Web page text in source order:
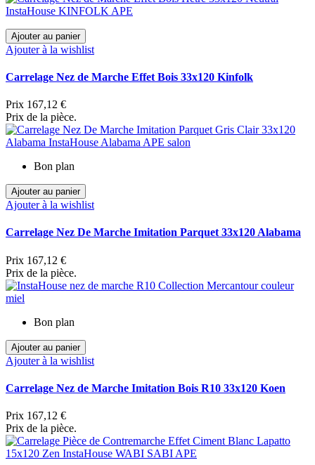
Ajouter au panier
Ajouter à la wishlist
Carrelage Nez de Marche Effet Bois 33x120 Kinfolk
Prix 167,12 €
Prix de la pièce.
Bon plan
Ajouter au panier
Ajouter à la wishlist
Carrelage Nez De Marche Imitation Parquet 33x120 Alabama
Prix 167,12 €
Prix de la pièce.
Bon plan
Ajouter au panier
Ajouter à la wishlist
Carrelage Nez de Marche Imitation Bois R10 33x120 Koen
Prix 167,12 €
Prix de la pièce.